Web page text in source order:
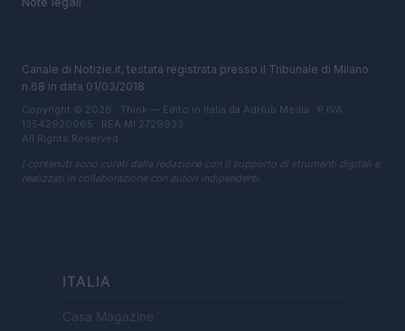
Canale di Notizie.it, testata registrata presso il Tribunale di Milano
n.68 in data 01/03/2018
Copyright © 2026 · Think — Edito in Italia da AdHub Media · P.IVA
13542920965 · REA MI 2729933
All Rights Reserved
I contenuti sono curati dalla redazione con il supporto di strumenti digitali e
realizzati in collaborazione con autori indipendenti.
ITALIA
Casa Magazine